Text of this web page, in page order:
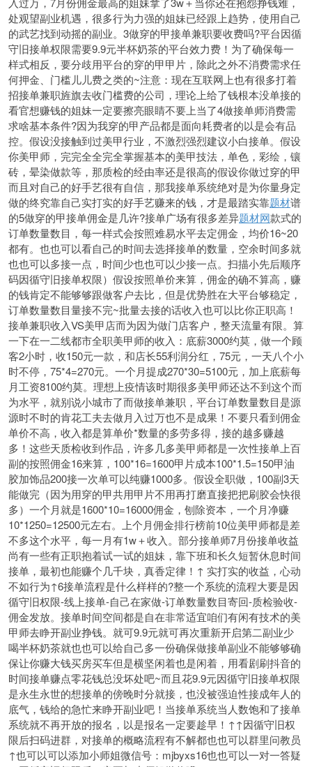
处观望副业机遇，很多行为力强的姐妹已经跟上趋势，使用自己
的武艺找到动摇的副业。3做穿的甲接单兼职要收费吗?平台因循
守旧接单权限需要9.9元半杯奶茶的平台效力费！为了确保每一
样式相反，要分歧用平台的穿的甲甲片，除此之外不消费需求任
何押金、门槛儿儿费之类的~注意：现在互联网上也有很多打着
招接单兼职旌旗去收门槛费的公司，理论上给了钱根本没单接的
看官想赚钱的姐妹一定要擦亮眼睛不要上当了4做接单师消费需
求啥基本条件?因为我穿的甲产品都是面向耗费者的以是会有品
控。假设没接触到过美甲行业，不激烈强烈建议小白接单。假设
你美甲师，完完全全完全掌握基本的美甲技法，单色，彩绘，镶
砖，晕染做款等，那质检的经由率还是很高的假设你做过穿的甲
而且对自己的好手艺很有自信，那我接单系统绝对是为你量身定
做的终究靠自己实打实的好手艺赚来的钱，才是最踏实靠题材谱
的5做穿的甲接单佣金是几许?接单广场有很多差异题材网款式的
订单数量数目，每一样式会按照难易水平去定佣金，均价16~20
都有。也也可以看自己的时间去选择接单的数量，空余时间多就
也也可以多接一点，时间少也也可以少接一点。扫描小先后顺序
码因循守旧接单权限）假设按照单价来算，佣金的确不算高，赚
的钱肯定不能够够跟做客户去比，但是优势胜在大平台够稳定，
订单数量数目量接不完~批量去接的话收入也可以比你正职高！
接单兼职收入VS美甲店而为因为做门店客户，整天流量有限。算
一下在一二线都市全职美甲师的收入：底薪3000约莫，做一个顾
客2小时，收150元一款，和店长55利润分红，75元，一天八个小
时不停，75*4=270元。一个月提成270*30=5100元，加上底薪每
月工资8100约莫。理想上疫情该时期很多美甲师还达不到这个而
为水平，就别说小城市了而做接单兼职，平台订单数量数目是源
源时不时的肯花工夫去做月入过万也不是成果！不要只看到佣金
单价不高，收入都是算单价*数量的多劳多得，接的越多赚越
多！这些天质检收到作品，许多几多美甲师都是一次性接单上百
副的按照佣金16来算，100*16=1600甲片成本100*1.5=150甲油
胶加饰品200接一次单可以纯赚1000多。假设全职做，100副3天
能做完（因为用穿的甲共用甲片不用再打磨直接把把刷胶会快很
多）一个月就是1600*10=16000佣金，刨除资本，一个月净赚
10*1250=12500元左右。上个月佣金排行榜前10位美甲师都是差
不多这个水平，每一月有1w＋收入。部分接单师7月份接单收益
尚有一些有正职抱着试一试的姐妹，靠下班和长久短暂休息时间
接单，最初也能赚个几千块，真香定律！↑ 实打实的收益，心动
不如行为↑6接单流程是什么样样的?整一个系统的流程大要是因
循守旧权限-线上接单-自己在家做-订单数量数目寄回-质检验收-
佣金发放。接单时间空间都是自在非常适宜咱们有闲有技术的美
甲师去睁开副业挣钱。就可9.9元就可再次重新开启第二副业少
喝半杯奶茶就也也可以给自己多一份确保做接单副业不能够够确
保让你赚大钱买房买车但是横坚闲着也是闲着，用看剧刷抖音的
时间接单赚点零花钱总没坏处吧~而且花9.9元因循守旧接单权限
是永生永世的想接单的傍晚时分就接，也没被强迫性接成年人的
底气，钱给的急忙来睁开副业吧！当接单系统当人数饱和了接单
系统就不再开放的报名，以是报名一定要趁早！↑↑因循守旧权
限后扫码进群，对接单的概略流程有不解都也也可以群里问教员
↑也可以可以添加小师姐微信号：mjbyxs16也也可以一对一答疑